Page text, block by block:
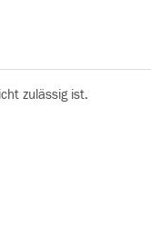
zulässig ist.